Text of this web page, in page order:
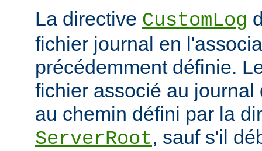
La directive CustomLog
fichier journal en
précédemment définie.
fichier associé au journal
au chemin défini par la
ServerRoot, sauf s'il